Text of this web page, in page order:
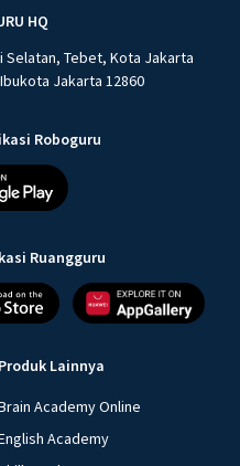
HQ
Selatan, Tebet, Kota Jakarta
Jakarta 12860
Roboguru
Ruangguru
Produk Lainnya
Academy Online
Academy